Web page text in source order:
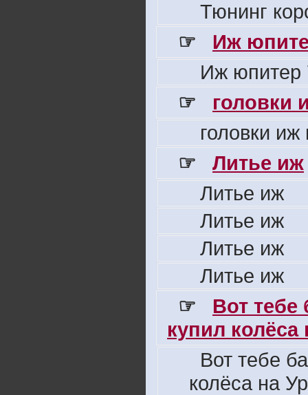
Тюнинг
☞
Иж
Иж юпитер
☞
головки
головки
☞
Литье иж
Литье иж
Литье иж
Литье иж
Литье иж
☞
Вот
купил колёса
Вот тебе
колёса на